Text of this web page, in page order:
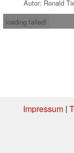
Autor: Ronald
loading failed!
Impressum|